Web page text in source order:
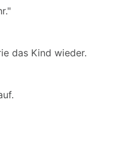
das Kind wieder.